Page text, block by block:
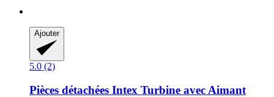
Ajouter
5.0 (2)
Pièces détachées Intex Turbine avec Aimant